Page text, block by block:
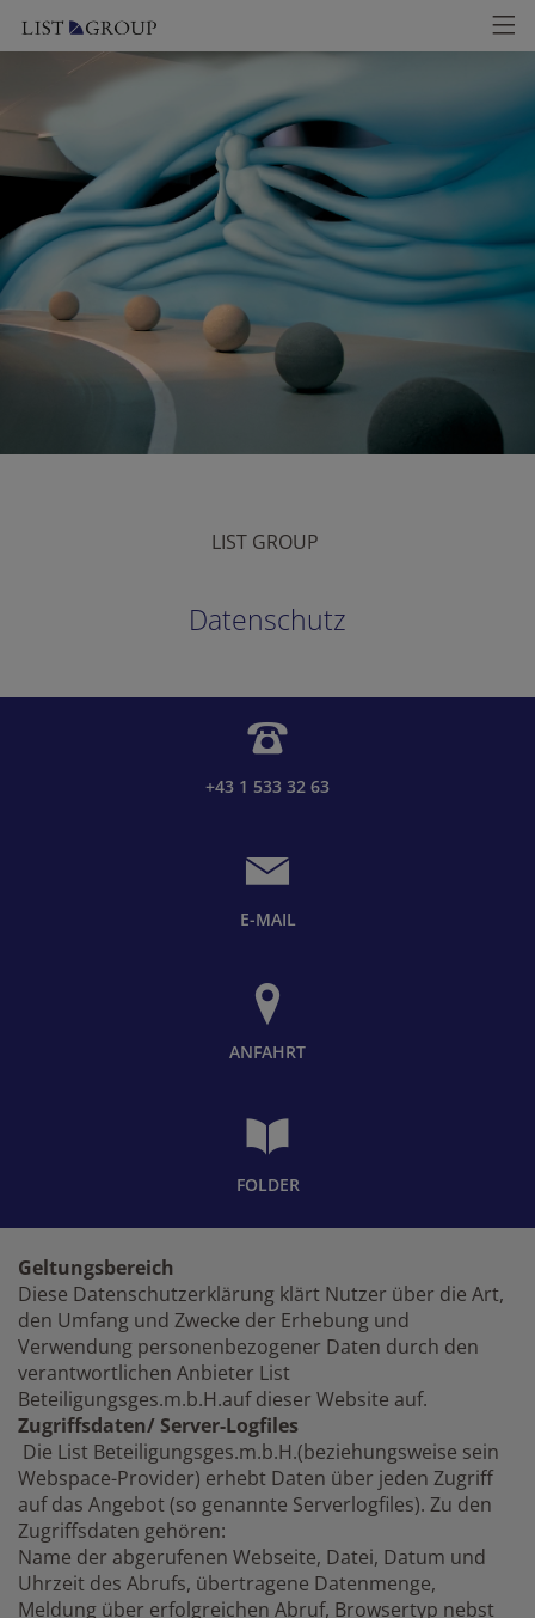
LIST GROUP
Datenschutz
+43 1 533 32 63
E-MAIL
ANFAHRT
FOLDER
Geltungsbereich
Diese Datenschutzerklärung klärt Nutzer über die Art,
den Umfang und Zwecke der Erhebung und
Verwendung personenbezogener Daten durch den
verantwortlichen Anbieter List
Beteiligungsges.m.b.H.auf dieser Website auf.
Zugriffsdaten/ Server-Logfiles
Die List Beteiligungsges.m.b.H.(beziehungsweise sein
Webspace-Provider) erhebt Daten über jeden Zugriff
auf das Angebot (so genannte Serverlogfiles). Zu den
Zugriffsdaten gehören:
Name der abgerufenen Webseite, Datei, Datum und
Uhrzeit des Abrufs, übertragene Datenmenge,
Meldung über erfolgreichen Abruf, Browsertyp nebst